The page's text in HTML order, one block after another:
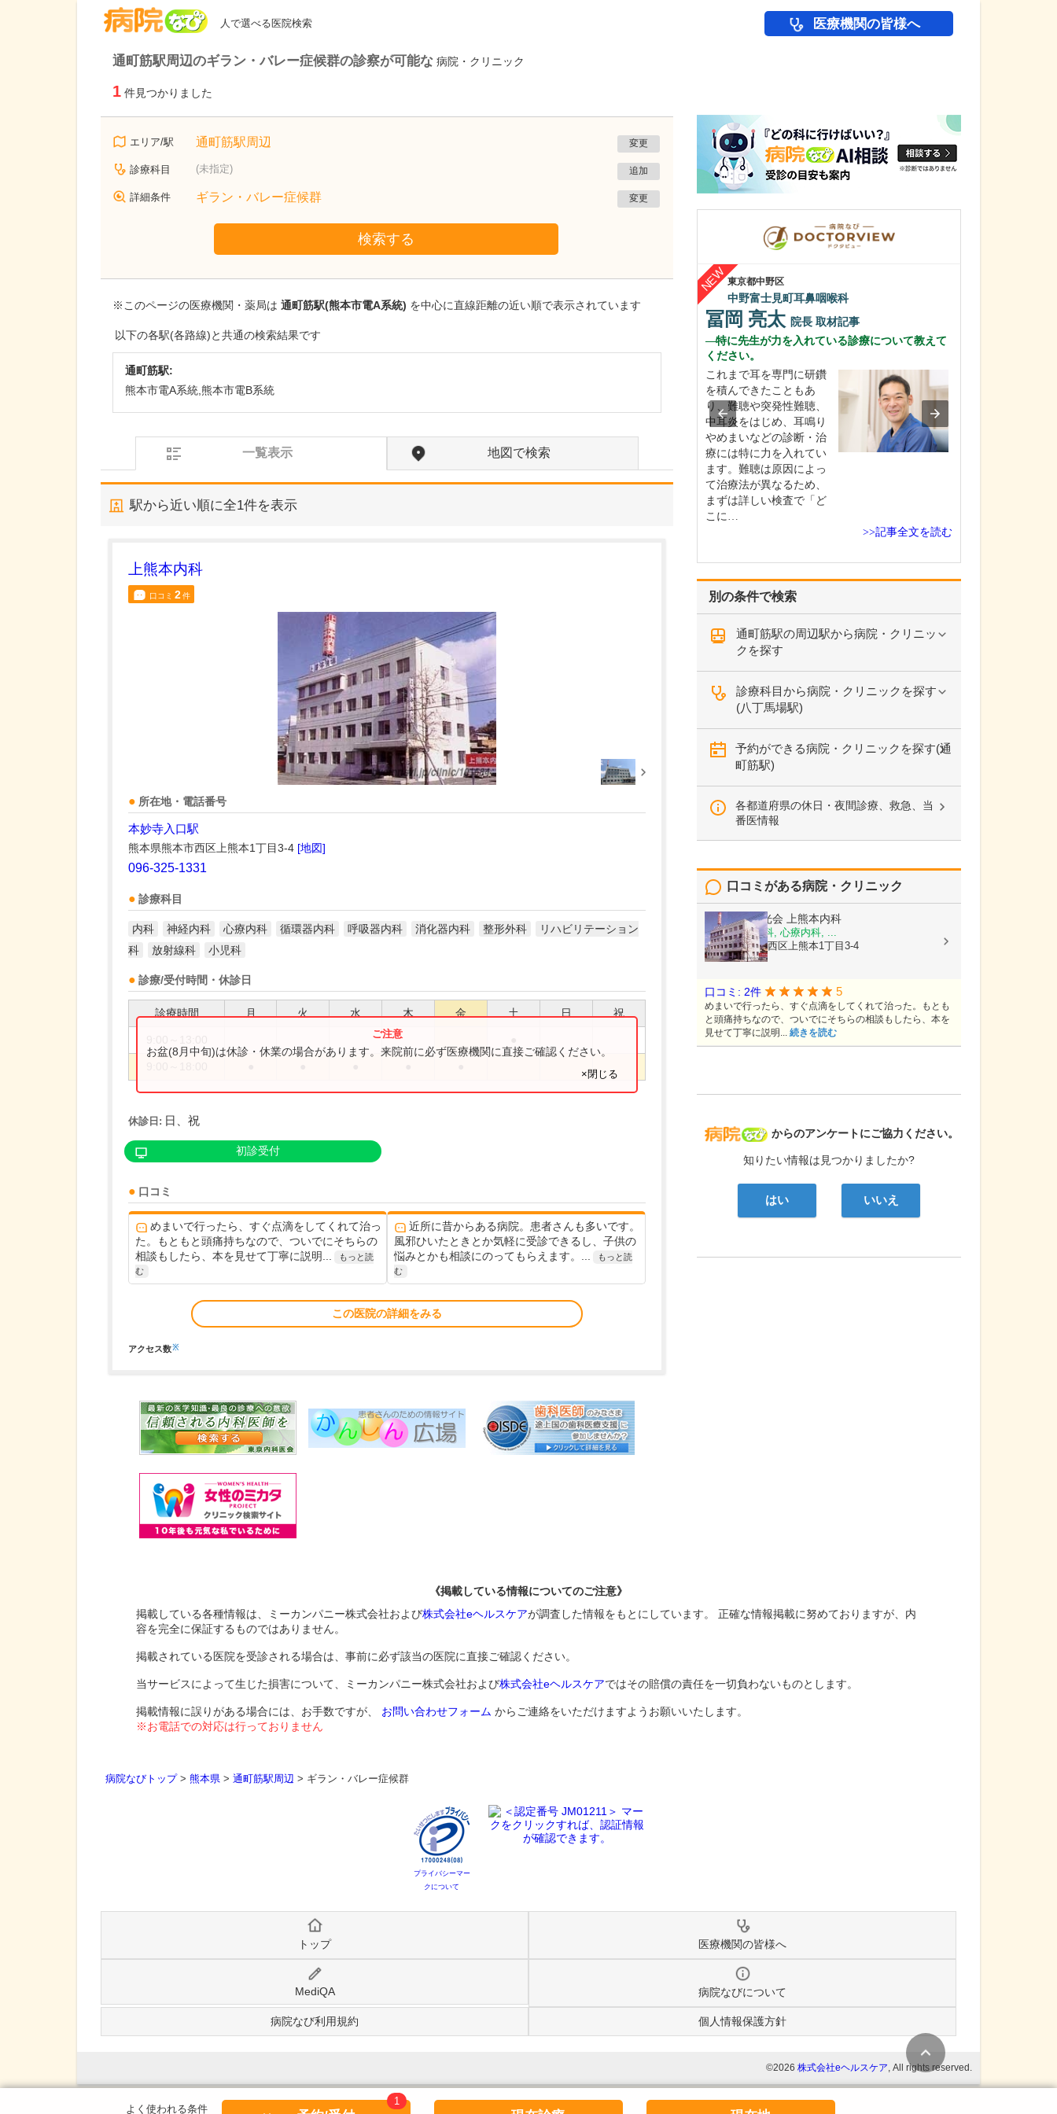
人で選べる医院検索 医療機関の皆様へ
通町筋駅周辺のギラン・バレー症候群の診察が可能な 病院・クリニック
1 件見つかりました
エリア/駅 通町筋駅周辺 変更
診療科目 (未指定) 追加
詳細条件 ギラン・バレー症候群 変更
検索する
※このページの医療機関・薬局は 通町筋駅(熊本市電A系統) を中心に直線距離の近い順で表示されています
以下の各駅(各路線)と共通の検索結果です
通町筋駅:
熊本市電A系統,熊本市電B系統
一覧表示 地図で検索
駅から近い順に全1件を表示
上熊本内科
口コミ 2件
所在地・電話番号
本妙寺入口駅
熊本県熊本市西区上熊本1丁目3-4 [地図]
096-325-1331
診療科目
内科 神経内科 心療内科 循環器内科 呼吸器内科 消化器内科 整形外科
リハビリテーション
科
放射線科 小児科
診療/受付時間・休診日
診療時間 月 火 水 木 金 土 日 祝
お盆(8月中旬)は休診・休業の場合があります。来院前に必ず医療機関に直接ご確認ください。
×閉じる
休診日: 日、祝
初診受付
口コミ
めまいで行ったら、すぐ点滴をしてくれて治っ
た。もともと頭痛持ちなので、ついでにそちらの
相談もしたら、本を見せて丁寧に説明...
もっと読
む
近所に昔からある病院。患者さんも多いです。
風邪ひいたときとか気軽に受診できるし、子供の
悩みとかも相談にのってもらえます。...
もっと読
む
この医院の詳細をみる
アクセス数※
別の条件で検索
通町筋駅の周辺駅から病院・クリニッ
クを探す
診療科目から病院・クリニックを探す
(八丁馬場駅)
予約ができる病院・クリニックを探す(通
町筋駅)
各都道府県の休日・夜間診療、救急、当
番医情報
病院なび
からのアンケートにご協力ください。
知りたい情報は見つかりましたか?
はい いいえ
口コミがある病院・クリニック
医療法人陽光会 上熊本内科
内科, 神経内科, 心療内科, ...
熊本県熊本市西区上熊本1丁目3-4
口コミ: 2件 5
めまいで行ったら、すぐ点滴をしてくれて治った。もとも
と頭痛持ちなので、ついでにそちらの相談もしたら、本を
見せて丁寧に説明... 続きを読む
熊本県熊本市南区
たかしお内科ハートクリニック
たのにはどのような理由があったのでしょうか?
ん。しかも、悪化と改善
を繰り返しながら病状は
だんだん悪くなっていき
ます。大学病院で後進の
東京都中野区
中野富士見町耳鼻咽喉科
冨岡 亮太 院長 取材記事
特に先生が力を入れている診療について教えて
ください。
これまで耳を専門に研鑽
を積んできたこともあ
り、難聴や突発性難聴、
中耳炎をはじめ、耳鳴り
やめまいなどの診断・治
療には特に力を入れてい
ます。難聴は原因によっ
て治療法が異なるため、
まずは詳しい検査で「ど
こに…
>>記事全文を読む
《掲載している情報についてのご注意》
掲載している各種情報は、ミーカンパニー株式会社および株式会社eヘルスケアが調査した情報をもとにしています。 正確な情報掲載に努めておりますが、内
容を完全に保証するものではありません。
掲載されている医院を受診される場合は、事前に必ず該当の医院に直接ご確認ください。
当サービスによって生じた損害について、ミーカンパニー株式会社および株式会社eヘルスケアではその賠償の責任を一切負わないものとします。
掲載情報に誤りがある場合には、お手数ですが、 お問い合わせフォーム からご連絡をいただけますようお願いいたします。
※お電話での対応は行っておりません
病院なびトップ> 熊本県 > 通町筋駅周辺 > ギラン・バレー症候群
プライバシーマー
クについて
トップ 医療機関の皆様へ
MediQA 病院なびについて
病院なび利用規約 個人情報保護方針
©2026 株式会社eヘルスケア, All rights reserved.
1